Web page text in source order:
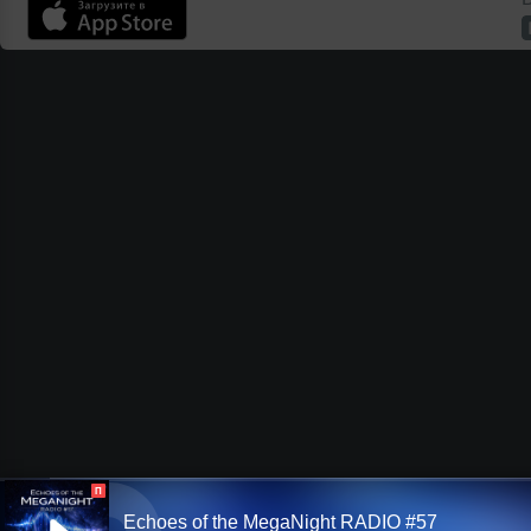
П
Echoes of the MegaNight RADIO #57